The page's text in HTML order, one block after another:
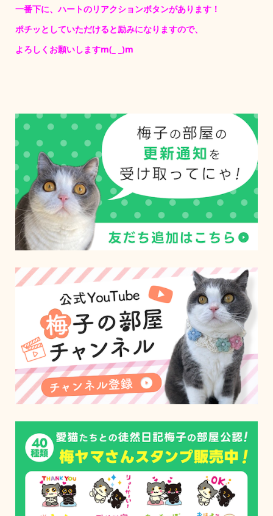
一番下に、ハートのリアクションボタンがあります！
ポチッとしていただけると励みになりますので、
よろしくお願いしますm(_ _)m